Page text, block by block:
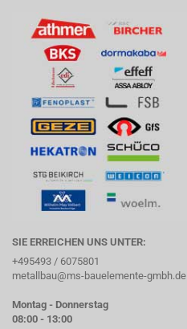
SIE ERREICHEN UNS UNTER:
+495493 / 6075801
metallbau@ms-bauelemente-gmbh.de
Montag - Donnerstag
08:00 - 13:00